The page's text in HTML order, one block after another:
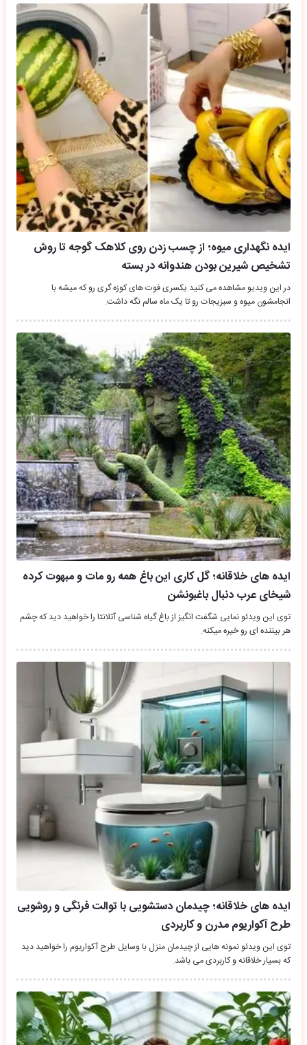
ایده نگهداری میوه؛ از چسب زدن روی کلاهک گوجه تا روش
تشخیص شیرین بودن هندوانه در بسته
در این ویدیو مشاهده می کنید یکسری فوت های کوزه گری رو که میشه با
انجامشون میوه و سبزیجات رو تا یک ماه سالم نگه داشت.
ایده های خلاقانه؛ گل کاری این باغ همه رو مات و مبهوت کرده
شیخای عرب دنبال باغبونشن
توی این ویدئو نمایی شگفت انگیز از باغ گیاه شناسی آتلانتا را خواهید دید که چشم
هر بیننده ای رو خیره میکنه.
ایده های خلاقانه؛ چیدمان دستشویی با توالت فرنگی و روشویی
طرح آکواریوم مدرن و کاربردی
توی این ویدئو نمونه هایی از چیدمان منزل با وسایل طرح آکواریوم را خواهید دید
که بسیار خلاقانه و کاربردی می باشد.